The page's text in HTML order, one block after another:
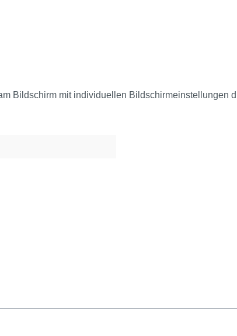
Bildschirm mit individuellen Bildschirmeinstellungen